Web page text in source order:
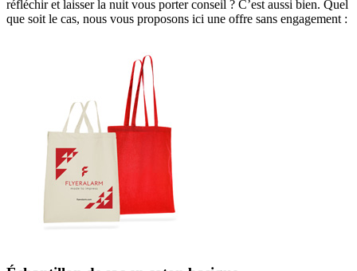
réfléchir et laisser la nuit vous porter conseil ? C’est aussi bien. Quel
que soit le cas, nous vous proposons ici une offre sans engagement :